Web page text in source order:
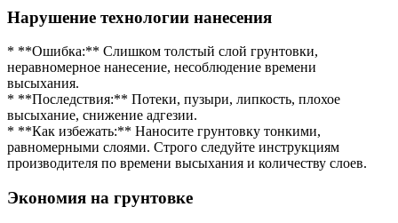
Нарушение технологии нанесения
* **Ошибка:** Слишком толстый слой грунтовки,
неравномерное нанесение, несоблюдение времени
высыхания.
* **Последствия:** Потеки, пузыри, липкость, плохое
высыхание, снижение адгезии.
* **Как избежать:** Наносите грунтовку тонкими,
равномерными слоями. Строго следуйте инструкциям
производителя по времени высыхания и количеству слоев.
Экономия на грунтовке